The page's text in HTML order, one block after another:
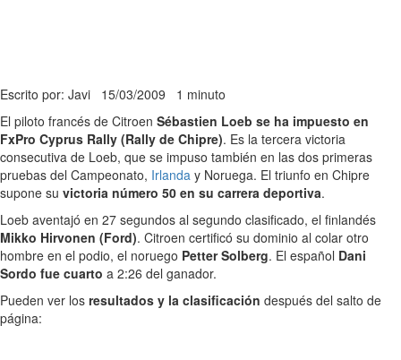
Escrito por: Javi 15/03/2009 1 minuto
El piloto francés de Citroen Sébastien Loeb se ha impuesto en
FxPro Cyprus Rally (Rally de Chipre). Es la tercera victoria
consecutiva de Loeb, que se impuso también en las dos primeras
pruebas del Campeonato, Irlanda y Noruega. El triunfo en Chipre
supone su victoria número 50 en su carrera deportiva.
Loeb aventajó en 27 segundos al segundo clasificado, el finlandés
Mikko Hirvonen (Ford). Citroen certificó su dominio al colar otro
hombre en el podio, el noruego Petter Solberg. El español Dani
Sordo fue cuarto a 2:26 del ganador.
Pueden ver los resultados y la clasificación después del salto de
página: